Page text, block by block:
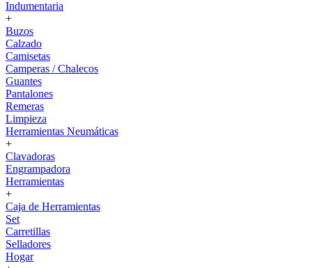
Indumentaria
+
Buzos
Calzado
Camisetas
Camperas / Chalecos
Guantes
Pantalones
Remeras
Limpieza
Herramientas Neumáticas
+
Clavadoras
Engrampadora
Herramientas
+
Caja de Herramientas
Set
Carretillas
Selladores
Hogar